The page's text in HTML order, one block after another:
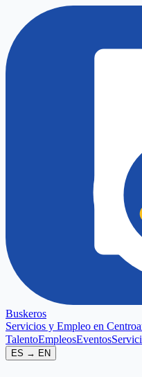
Buskeros
Servicios y Empleo en
TalentoEmpleosEventos
ES → EN